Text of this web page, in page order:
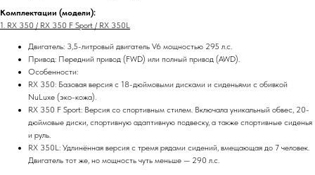
Комплектации (модели):
1. RX 350 / RX 350 F Sport / RX 350L
Двигатель: 3,5-литровый двигатель V6 мощностью 295 л.с.
Привод: Передний привод (FWD) или полный привод (AWD).
Особенности:
RX 350: Базовая версия с 18-дюймовыми дисками и сиденьями с обивкой
NuLuxe (эко-кожа).
RX 350 F Sport: Версия со спортивным стилем. Включала уникальный обвес, 20-
дюймовые диски, спортивную адаптивную подвеску, а также спортивные сиденья
и руль.
RX 350L: Удлинённая версия с тремя рядами сидений, вмещающая до 7 человек.
Двигатель тот же, но мощность чуть меньше — 290 л.с.